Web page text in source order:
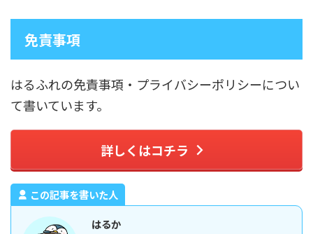
免責事項
はるふれの免責事項・プライバシーポリシーについ
て書いています。
詳しくはコチラ
この記事を書いた人
はるか